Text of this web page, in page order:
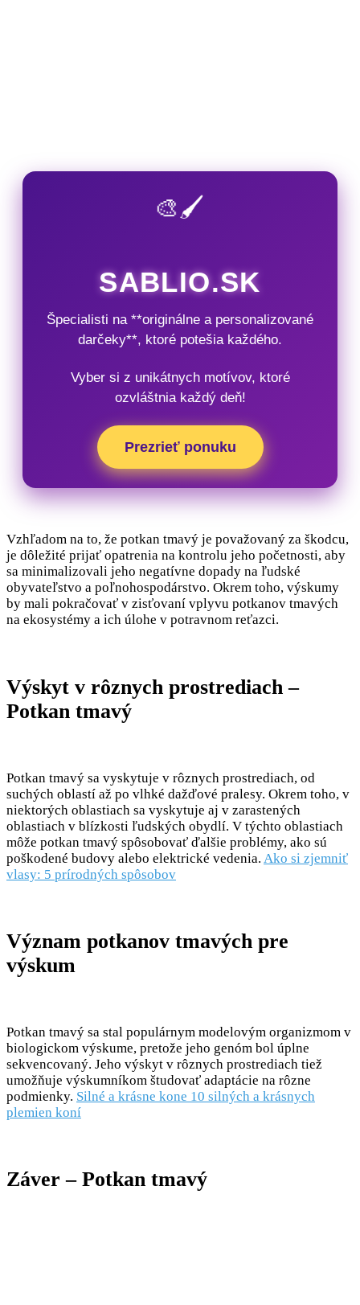
🎨🖌️
SABLIO.SK
Špecialisti na **originálne a personalizované
darčeky**, ktoré potešia každého.
Vyber si z unikátnych motívov, ktoré
ozvláštnia každý deň!
Prezrieť ponuku
Vzhľadom na to, že potkan tmavý je považovaný za škodcu,
je dôležité prijať opatrenia na kontrolu jeho početnosti, aby
sa minimalizovali jeho negatívne dopady na ľudské
obyvateľstvo a poľnohospodárstvo. Okrem toho, výskumy
by mali pokračovať v zisťovaní vplyvu potkanov tmavých
na ekosystémy a ich úlohe v potravnom reťazci.
Výskyt v rôznych prostrediach –
Potkan tmavý
Potkan tmavý sa vyskytuje v rôznych prostrediach, od
suchých oblastí až po vlhké dažďové pralesy. Okrem toho, v
niektorých oblastiach sa vyskytuje aj v zarastených
oblastiach v blízkosti ľudských obydlí. V týchto oblastiach
môže potkan tmavý spôsobovať ďalšie problémy, ako sú
poškodené budovy alebo elektrické vedenia. Ako si zjemniť
vlasy: 5 prírodných spôsobov
Význam potkanov tmavých pre
výskum
Potkan tmavý sa stal populárnym modelovým organizmom v
biologickom výskume, pretože jeho genóm bol úplne
sekvencovaný. Jeho výskyt v rôznych prostrediach tiež
umožňuje výskumníkom študovať adaptácie na rôzne
podmienky. Silné a krásne kone 10 silných a krásnych
plemien koní
Záver – Potkan tmavý